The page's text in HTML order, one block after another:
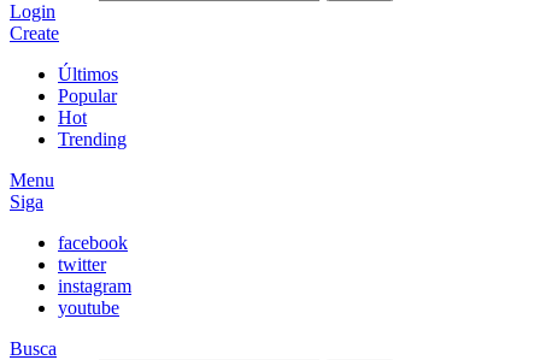
Login
Create
Últimos
Popular
Hot
Trending
Menu
Siga
facebook
twitter
instagram
youtube
Busca